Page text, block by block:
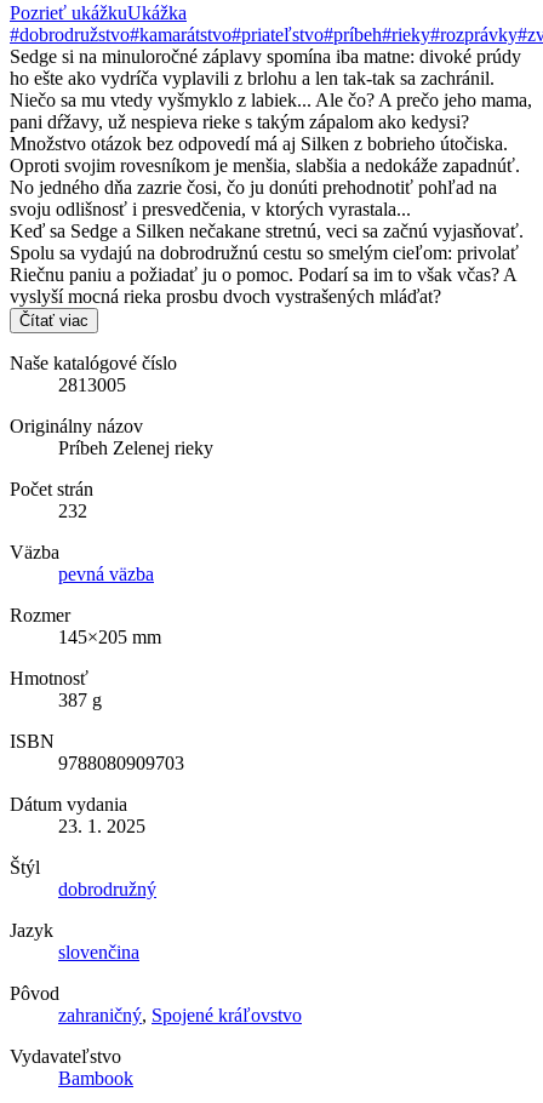
Pozrieť ukážkuUkážka
#dobrodružstvo#kamarátstvo#priateľstvo#príbeh#rieky#rozprávky
Sedge si na minuloročné záplavy spomína iba matne: divoké prúdy
ho ešte ako vydríča vyplavili z brlohu a len tak-tak sa zachránil.
Niečo sa mu vtedy vyšmyklo z labiek... Ale čo? A prečo jeho mama,
pani dŕžavy, už nespieva rieke s takým zápalom ako kedysi?
Množstvo otázok bez odpovedí má aj Silken z bobrieho útočiska.
Oproti svojim rovesníkom je menšia, slabšia a nedokáže zapadnúť.
No jedného dňa zazrie čosi, čo ju donúti prehodnotiť pohľad na
svoju odlišnosť i presvedčenia, v ktorých vyrastala...
Keď sa Sedge a Silken nečakane stretnú, veci sa začnú vyjasňovať.
Spolu sa vydajú na dobrodružnú cestu so smelým cieľom: privolať
Riečnu paniu a požiadať ju o pomoc. Podarí sa im to však včas? A
vyslyší mocná rieka prosbu dvoch vystrašených mláďat?
Čítať viac
Naše katalógové číslo
2813005
Originálny názov
Príbeh Zelenej rieky
Počet strán
232
Väzba
pevná väzba
Rozmer
145×205 mm
Hmotnosť
387 g
ISBN
9788080909703
Dátum vydania
23. 1. 2025
Štýl
dobrodružný
Jazyk
slovenčina
Pôvod
zahraničný, Spojené kráľovstvo
Vydavateľstvo
Bambook